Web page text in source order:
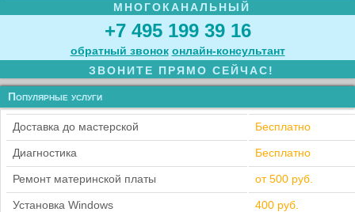
МНОГОКАНАЛЬНЫЙ
+7 495 199 39 16
обратный звонок онлайн‑консультант
ЗВОНИТЕ ПРЯМО СЕЙЧАС!
Популярные услуги
Доставка до мастерской Бесплатно
Диагностика Бесплатно
Ремонт материнской платы от 500 руб.
Установка Windows 400 руб.